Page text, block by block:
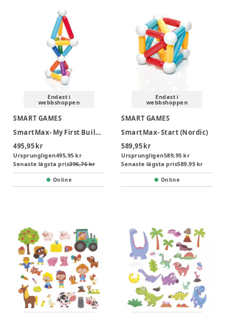
Endast i
webbshoppen
SMART GAMES
SmartMax- My First Builder set (Nordic)
495,95 kr
Ursprungligen495,95 kr
Senaste lägsta pris396,76 kr
Online
Endast i
webbshoppen
SMART GAMES
SmartMax- Start (Nordic)
589,95 kr
Ursprungligen589,95 kr
Senaste lägsta pris589,95 kr
Online